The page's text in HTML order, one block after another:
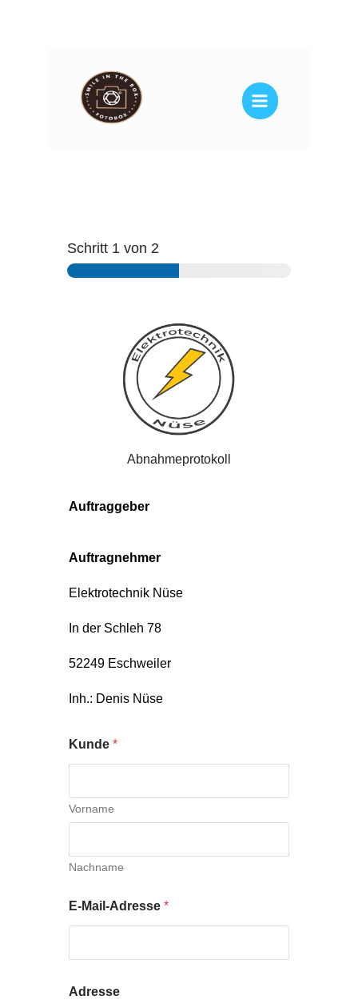
springen
Schritt 1von 2
Abnahmeprotokoll
Auftraggeber
Auftragnehmer
Elektrotechnik Nüse
In der Schleh 78
52249 Eschweiler
Inh.: Denis Nüse
Kunde *
Vorname
Nachname
E-Mail-Adresse *
Adresse